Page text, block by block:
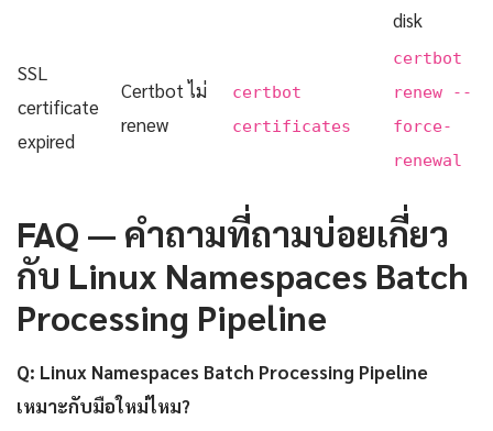
disk
SSL
certificate
expired
Certbot ไม่
renew
certbot
certificates
certbot
renew --
force-
renewal
FAQ — คำถามที่ถามบ่อยเกี่ยว
กับ Linux Namespaces Batch
Processing Pipeline
Q: Linux Namespaces Batch Processing Pipeline
เหมาะกับมือใหม่ไหม?